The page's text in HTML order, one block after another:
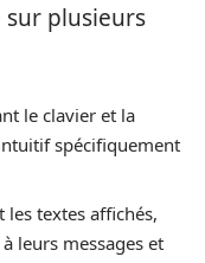
sur plusieurs
le clavier et la
spécifiquement
les textes affichés,
leurs messages et